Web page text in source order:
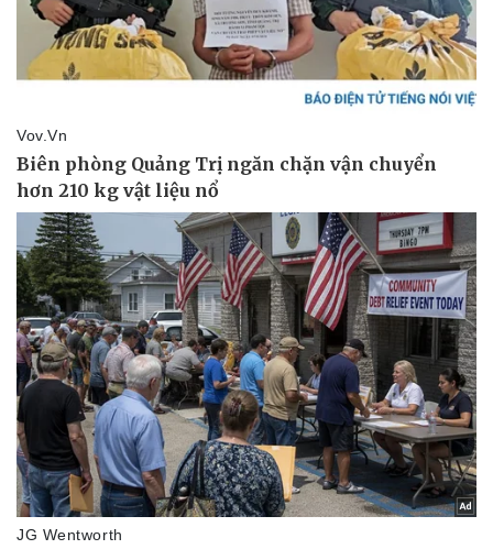
Pháp luật
Vụ án
Tin nóng
Tư vấn luật
Quân sự - Quốc phòng
Vũ khí
Việt Nam
Phân tích